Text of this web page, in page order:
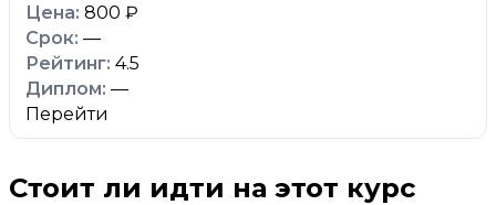
800 ₽
—
4.5
—
Перейти
Стоит ли идти на этот курс